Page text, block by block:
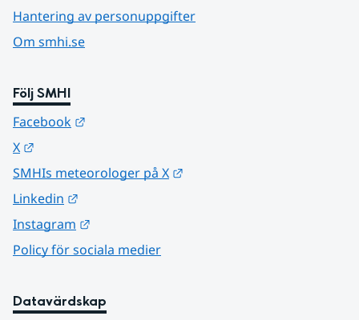
Hantering av personuppgifter
Om smhi.se
Följ SMHI
Facebook
X
SMHIs meteorologer på X
Linkedin
Instagram
Policy för sociala medier
Datavärdskap